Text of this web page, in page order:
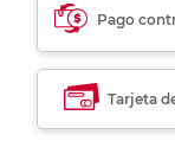
Pago
Tarjeta